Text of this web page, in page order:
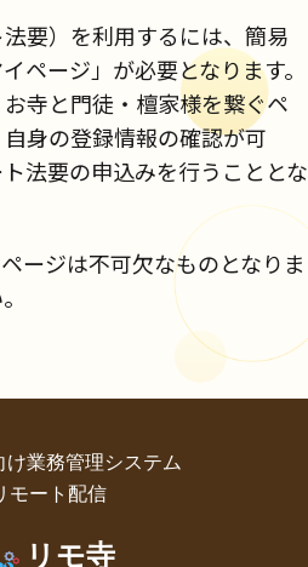
要）を利用するには、簡易
ページ」が必要となります。
寺と門徒・檀家様を繋ぐペ
身の登録情報の確認が可
法要の申込みを行うこととな
ージは不可欠なものとなりま
け業務管理システム
モート配信
リモ寺